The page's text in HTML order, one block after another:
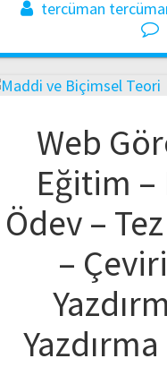
tercüman
Web
Eğitim –
Ödev –
–